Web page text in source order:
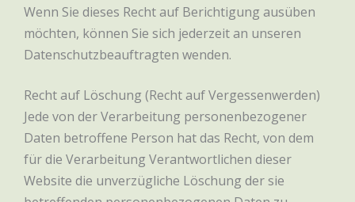
Wenn Sie dieses Recht auf Berichtigung ausüben
möchten, können Sie sich jederzeit an unseren
Datenschutzbeauftragten wenden.
Recht auf Löschung (Recht auf Vergessenwerden)
Jede von der Verarbeitung personenbezogener
Daten betroffene Person hat das Recht, von dem
für die Verarbeitung Verantwortlichen dieser
Website die unverzügliche Löschung der sie